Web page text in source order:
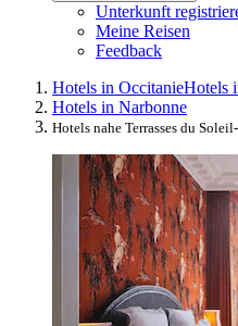
Unterkunft
Meine Reisen
Feedback
Hotels in OccitanieHotels
Hotels in Narbonne
Hotels nahe Terrasses du